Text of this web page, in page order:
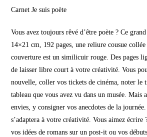
Carnet Je suis poète
Vous avez toujours rêvé d’être poète ? Ce
14×21 cm, 192 pages, une reliure cousue
couverture est un similicuir rouge. Des pages
de laisser libre court à votre créativité. Vous
nouvelle, coller vos tickets de cinéma, noter le
tableau que vous avez vu dans un musée. Mais
envies, y consigner vos anecdotes de la
s’adaptera à votre créativité. Vous aimez écrire
vos idées de romans sur un post-it ou vos